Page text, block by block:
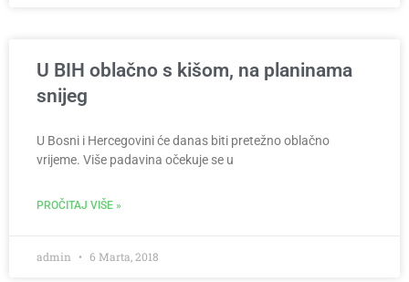
U BIH oblačno s kišom, na planinama
snijeg
U Bosni i Hercegovini će danas biti pretežno oblačno
vrijeme. Više padavina očekuje se u
PROČITAJ VIŠE »
admin 6 Marta, 2018